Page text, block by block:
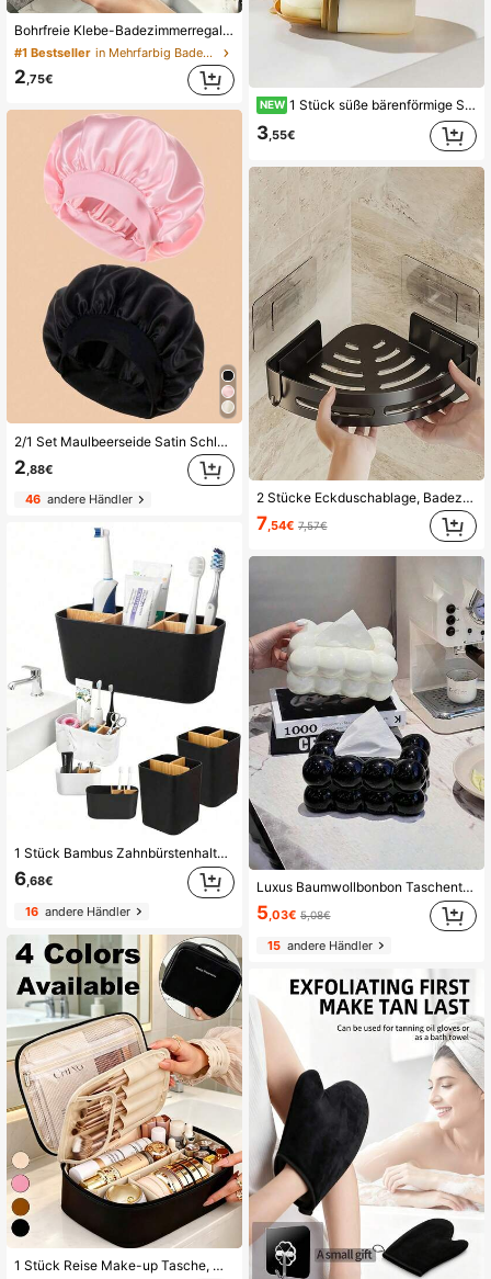
Bohrfreie Klebe-Badezimmerregal, kann Toilettenartikel halten, minimalistisches Dusch-Eckregal, geeignet für Mieter, langanhaltend und wasserdicht, perfekte Aufbewahrung für Badezimmer-Shampoo, Badezimmer-Dekorations-Zubehörregal
#1 Bestseller in Mehrfarbig Badezimmer-Zubehör-Sets
2,75€
2/1 Set Maulbeerseide Satin Schlafhaube, elastisches breites Band Design, Haarnetz, Nachtmütze, Maulbeerseide Material, weich und bequem, Anti-Frizz, geeignet zum Baden, Make-up, Verbesserung der Schlafqualität, Badezimmerzubehör, Satinhaube, Hut, Duschhaube
2 ,88€
46andere Händler
1 Stück Bambus Zahnbürstenhalter, 5-Fach Zahnbürstenständer, Badezimmer Waschtisch Aufbewahrung Organizer, kann elektrische Zahnbürste, Zahnpasta, Rasierer usw. halten, Badezimmer Dekoration, Schulanfang Dekoration. Badezimmer Arbeitsplatte Zahnbürsten Aufbewahrungsständer, Badezimmer Zahnbürstenhalter, Bambus Zahnbürstenhalter, Elektrischer Zahnbürstenhalter und Zahnpastahalter, Badezimmer Arbeitsplatte Zubehör Aufbewahrung, Marmor Zahnbürsten Organizer
6,68€
16andere Händler
1 Stück Reise Make-up Tasche, multifunktionale Kosmetiktasche, wasserdichte Kulturtasche für Frauen, Tasche mit großer Kapazität für Lippenstift, Augenbrauenstift, Make-up Pinsel, Parfüm, Reiseutensilien, Kreuzfahrt-Utensilien, Strandutensilien, Geburtstagsgeschenk, Brautjungferngeschenk, Hochzeitsgeschenk, Geschenk für sie
NEW 1 Stück süße bärenförmige Seifenschale, Seifenbox mit Entwässerungsfunktion, geeignet für den täglichen Gebrauch und Reisen, gute Abdichtung, Reiseessentiell, Schulanfangessentiell
3,55€
2 Stücke Eckduschablage, Badezimmer Aufbewahrungsregal, Dusche Regal für Innenbereich, Shampoo Halter, Küche Badezimmer Aufbewahrungsbox, Duschkorb, platzsparendes Dreieck Eckregal - Wandmontierter Badezimmer Shampoo, Seife und Kosmetik Aufbewahrungsregal - Einfache Installation, rutschfestes Design, Badezimmer Accessoires Badezimmer Dekoration Badezimmer Organizer Herbst Dekoration Rückkehr zur Schule Badezimmer Accessoires
7 ,54€ 7,57€
Luxus Baumwollbonbon Taschentuchbox, Taschentuchhalter, gehobenes Restaurant, moderner minimalistischer Stil
5,03€ 5,08€
15andere Händler